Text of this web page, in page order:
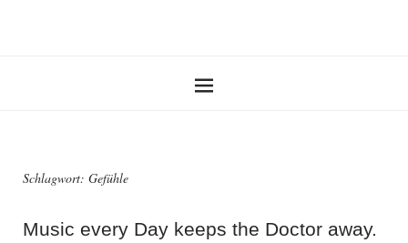
Schlagwort: Gefühle
Music every Day keeps the Doctor away.